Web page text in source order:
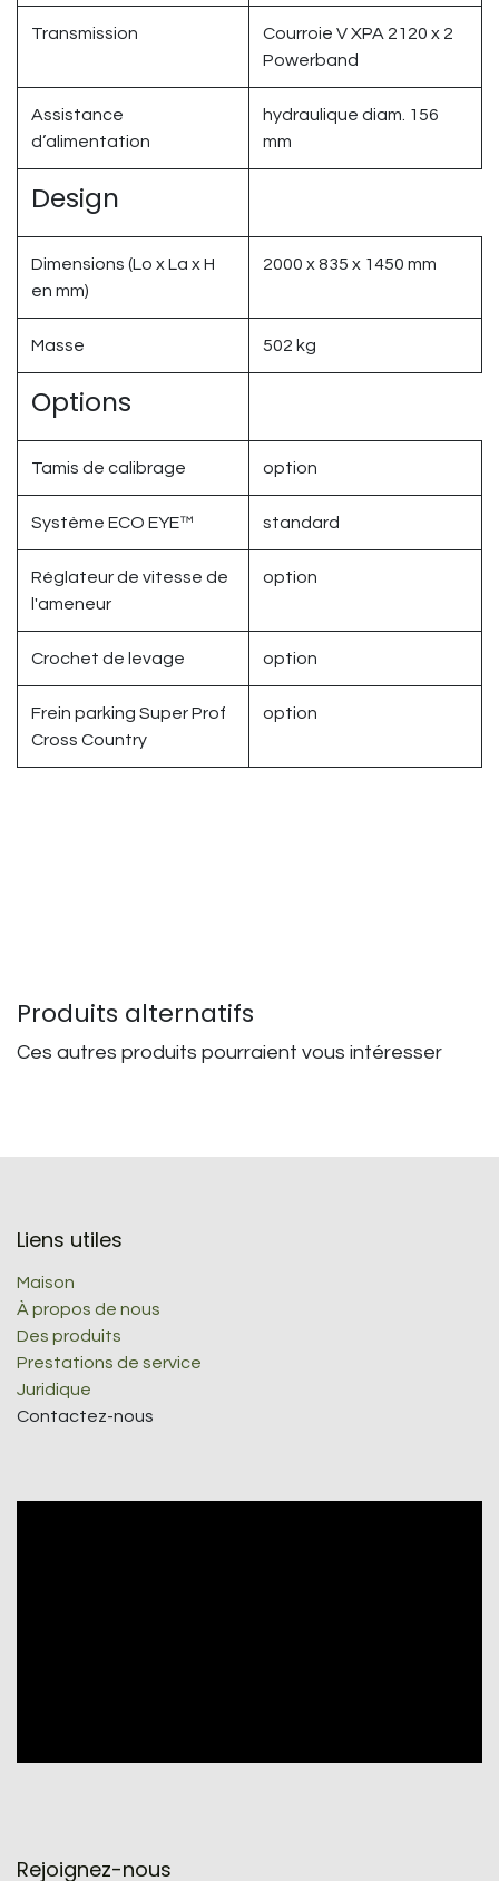
Transmission
Courroie V XPA 2120 x 2
Powerband
Assistance
d’alimentation
hydraulique diam. 156
mm
Design
Dimensions (Lo x La x H
en mm)
2000 x 835 x 1450 mm
Masse 502 kg
Options
Tamis de calibrage option
Système ECO EYE™ standard
Réglateur de vitesse de
l'ameneur
option
Crochet de levage option
Frein parking Super Prof
Cross Country
option
Produits alternatifs
Ces autres produits pourraient vous intéresser
Liens utiles
Maison
À propos de nous
Des produits
Prestations de service
Juridique
Contactez-nous
Rejoignez-nous